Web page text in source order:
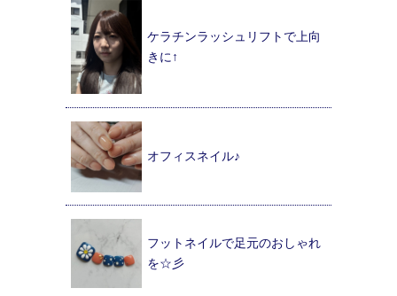
ケラチンラッシュリフトで上向
きに↑
オフィスネイル♪
フットネイルで足元のおしゃれ
を☆彡